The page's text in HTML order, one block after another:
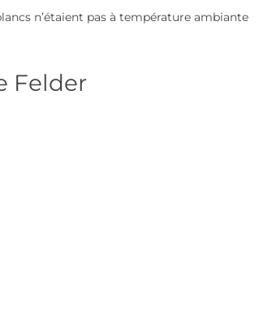
n’étaient pas à température ambiante
Felder